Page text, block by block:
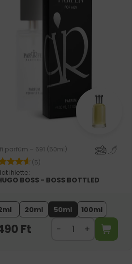
parfüm – 691 (50ml)
(5)
ihlette:
BOSS - BOSS BOTTLED
20ml 50ml 100ml
Ft